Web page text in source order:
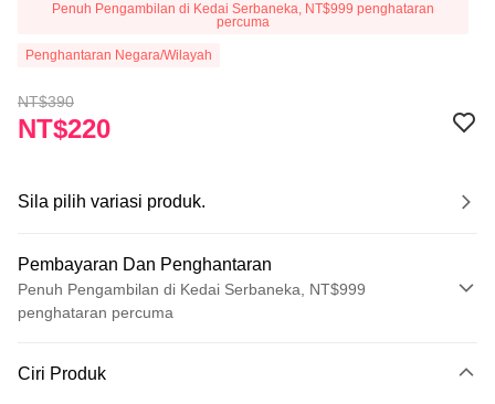
Penuh Pengambilan di Kedai Serbaneka, NT$999 penghataran
percuma
Penghantaran Negara/Wilayah
NT$390
NT$220
Sila pilih variasi produk.
Pembayaran Dan Penghantaran
Penuh Pengambilan di Kedai Serbaneka, NT$999
penghataran percuma
Kad Kredit (Bayaran Penuh)
Ciri Produk